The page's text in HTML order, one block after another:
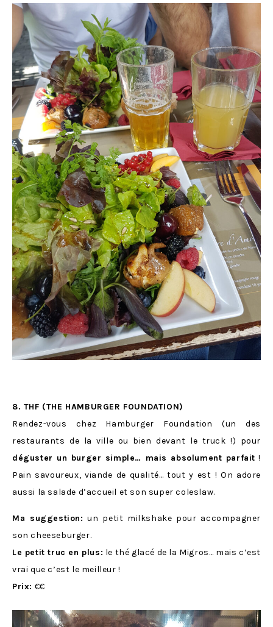
8. THF (THE HAMBURGER FOUNDATION)
Rendez-vous chez Hamburger Foundation (un des
restaurants de la ville ou bien devant le truck !) pour
déguster un burger simple… mais absolument parfait !
Pain savoureux, viande de qualité… tout y est ! On adore
aussi la salade d’accueil et son super coleslaw.
Ma suggestion: un petit milkshake pour accompagner
son cheeseburger.
Le petit truc en plus: le thé glacé de la Migros… mais c’est
vrai que c’est le meilleur !
Prix: €€